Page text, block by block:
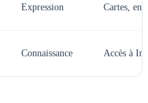
Expression Cartes,
Connaissance Accès à